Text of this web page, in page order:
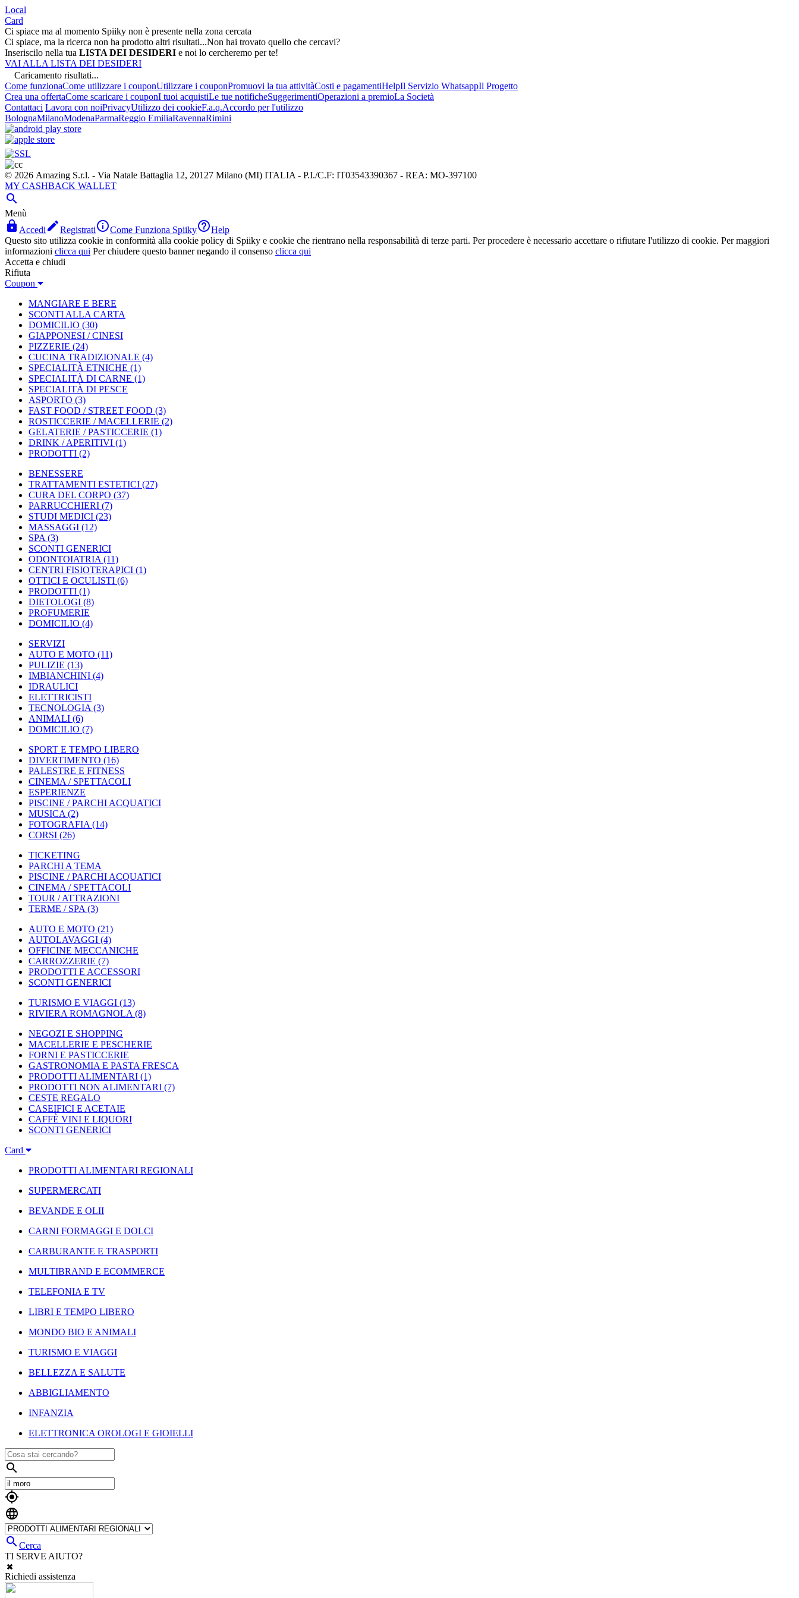
Local
Card
Ci spiace ma al momento Spiiky non è presente nella zona cercata
Ci spiace, ma la ricerca non ha prodotto altri risultati...Non hai trovato quello che cercavi?
Inseriscilo nella tua LISTA DEI DESIDERI e noi lo cercheremo per te!
VAI ALLA LISTA DEI DESIDERI
Caricamento risultati...
Come funzionaCome utilizzare i couponUtilizzare i couponPromuovi la tua attivitàCosti e pagamentiHelpIl Servizio WhatsappIl Progetto
Crea una offertaCome scaricare i couponI tuoi acquistiLe tue notificheSuggerimentiOperazioni a premioLa Società
Contattaci Lavora con noiPrivacyUtilizzo dei cookieF.a.q.Accordo per l'utilizzo
BolognaMilanoModenaParmaReggio EmiliaRavennaRimini
© 2026 Amazing S.r.l. - Via Natale Battaglia 12, 20127 Milano (MI) ITALIA - P.I./C.F: IT03543390367 - REA: MO-397100
MY CASHBACK WALLET

Menù
 Accedi RegistratiCome Funziona SpiikyHelp
Questo sito utilizza cookie in conformità alla cookie policy di Spiiky e cookie che rientrano nella responsabilità di terze parti. Per procedere è necessario accettare o rifiutare l'utilizzo di cookie. Per maggiori
informazioni clicca qui Per chiudere questo banner negando il consenso clicca qui
Accetta e chiudi
Rifiuta
Coupon
MANGIARE E BERE
SCONTI ALLA CARTA
DOMICILIO (30)
GIAPPONESI / CINESI
PIZZERIE (24)
CUCINA TRADIZIONALE (4)
SPECIALITÀ ETNICHE (1)
SPECIALITÀ DI CARNE (1)
SPECIALITÀ DI PESCE
ASPORTO (3)
FAST FOOD / STREET FOOD (3)
ROSTICCERIE / MACELLERIE (2)
GELATERIE / PASTICCERIE (1)
DRINK / APERITIVI (1)
PRODOTTI (2)
BENESSERE
TRATTAMENTI ESTETICI (27)
CURA DEL CORPO (37)
PARRUCCHIERI (7)
STUDI MEDICI (23)
MASSAGGI (12)
SPA (3)
SCONTI GENERICI
ODONTOIATRIA (11)
CENTRI FISIOTERAPICI (1)
OTTICI E OCULISTI (6)
PRODOTTI (1)
DIETOLOGI (8)
PROFUMERIE
DOMICILIO (4)
SERVIZI
AUTO E MOTO (11)
PULIZIE (13)
IMBIANCHINI (4)
IDRAULICI
ELETTRICISTI
TECNOLOGIA (3)
ANIMALI (6)
DOMICILIO (7)
SPORT E TEMPO LIBERO
DIVERTIMENTO (16)
PALESTRE E FITNESS
CINEMA / SPETTACOLI
ESPERIENZE
PISCINE / PARCHI ACQUATICI
MUSICA (2)
FOTOGRAFIA (14)
CORSI (26)
TICKETING
PARCHI A TEMA
PISCINE / PARCHI ACQUATICI
CINEMA / SPETTACOLI
TOUR / ATTRAZIONI
TERME / SPA (3)
AUTO E MOTO (21)
AUTOLAVAGGI (4)
OFFICINE MECCANICHE
CARROZZERIE (7)
PRODOTTI E ACCESSORI
SCONTI GENERICI
TURISMO E VIAGGI (13)
RIVIERA ROMAGNOLA (8)
NEGOZI E SHOPPING
MACELLERIE E PESCHERIE
FORNI E PASTICCERIE
GASTRONOMIA E PASTA FRESCA
PRODOTTI ALIMENTARI (1)
PRODOTTI NON ALIMENTARI (7)
CESTE REGALO
CASEIFICI E ACETAIE
CAFFÈ VINI E LIQUORI
SCONTI GENERICI
Card
PRODOTTI ALIMENTARI REGIONALI
SUPERMERCATI
BEVANDE E OLII
CARNI FORMAGGI E DOLCI
CARBURANTE E TRASPORTI
MULTIBRAND E ECOMMERCE
TELEFONIA E TV
LIBRI E TEMPO LIBERO
MONDO BIO E ANIMALI
TURISMO E VIAGGI
BELLEZZA E SALUTE
ABBIGLIAMENTO
INFANZIA
ELETTRONICA OROLOGI E GIOIELLI



Cerca
TI SERVE AIUTO?
Richiedi assistenza